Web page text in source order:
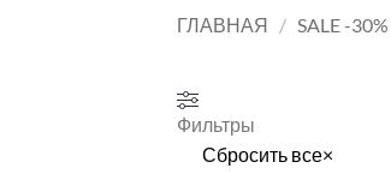
ГЛАВНАЯ / SALE -30%
Фильтры
Сбросить все×